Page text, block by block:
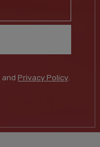
and Privacy Policy